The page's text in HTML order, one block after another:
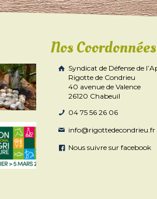
Nos Coordonnées
Syndicat de Défense de
Rigotte de Condrieu
40 avenue de Valence
26120 Chabeuil
04 75 56 26 06
info@rigottedecondrieu.fr
Nous suivre sur facebook